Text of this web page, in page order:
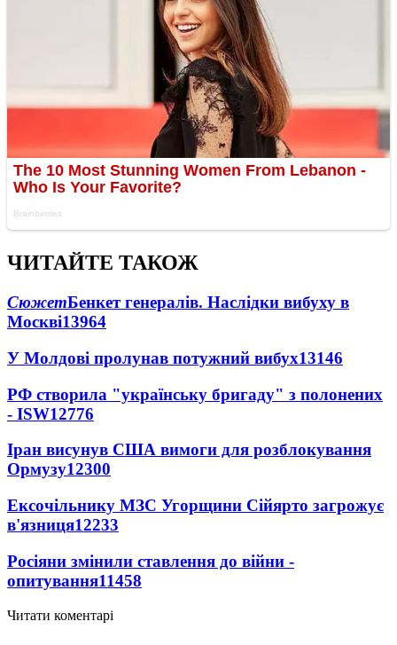
ЧИТАЙТЕ ТАКОЖ
СюжетБенкет генералів. Наслідки вибуху в
Москві13964
У Молдові пролунав потужний вибух13146
РФ створила "українську бригаду" з полонених
- ISW12776
Іран висунув США вимоги для розблокування
Ормузу12300
Ексочільнику МЗС Угорщини Сійярто загрожує
в'язниця12233
Росіяни змінили ставлення до війни -
опитування11458
Читати коментарі